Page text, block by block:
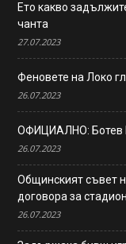
Ето какво
чанта
27.07.2023
Феновете на Локо
26.07.2023
ОФИЦИАЛНО: Ботев
26.07.2023
Общинският съвет
договора за
26.07.2023